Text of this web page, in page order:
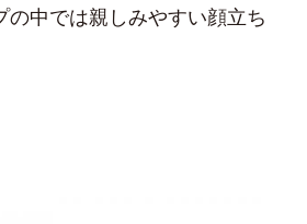
の中では親しみやすい顔立ち